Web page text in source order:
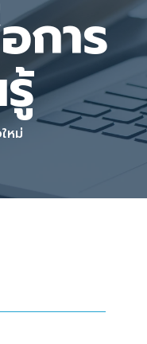
การ
หม่